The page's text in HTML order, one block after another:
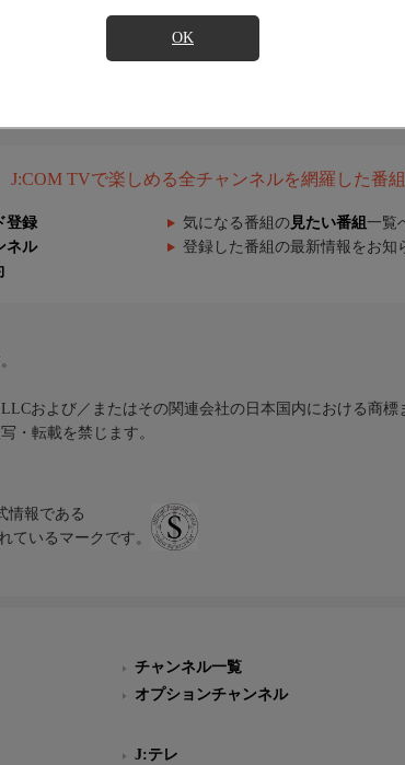
OK
J:COM TVで楽しめる全チャンネルを網羅した番組
登録 気になる番組の 見たい番組 一覧
ネル 登録した番組の最新情報をお知
および／またはその関連会社の日本国内における商標
・転載を禁じます。
情報である
ているマークです。
チャンネル一覧
オプションチャンネル
J:テレ